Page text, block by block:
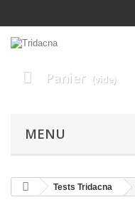
Panier (vide)
MENU
Tests Tridacna